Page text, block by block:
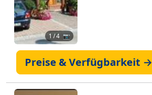
1 / 4 📷
Preise & Verfügbarkeit →